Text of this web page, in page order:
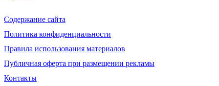
Содержание сайта
Политика конфиденциальности
Правила использования материалов
Публичная оферта при размещении рекламы
Контакты